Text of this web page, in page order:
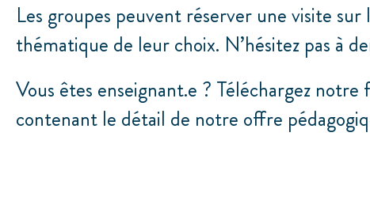
Les groupes peuvent réserver une visite sur
thématique de leur choix. N’hésitez pas à
Vous êtes enseignant.e ? Téléchargez notre
contenant le détail de notre offre